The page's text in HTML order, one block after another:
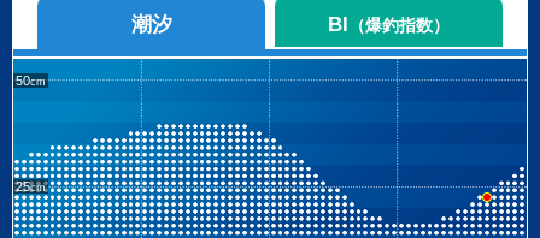
潮汐 BI （爆釣指数）
50
25